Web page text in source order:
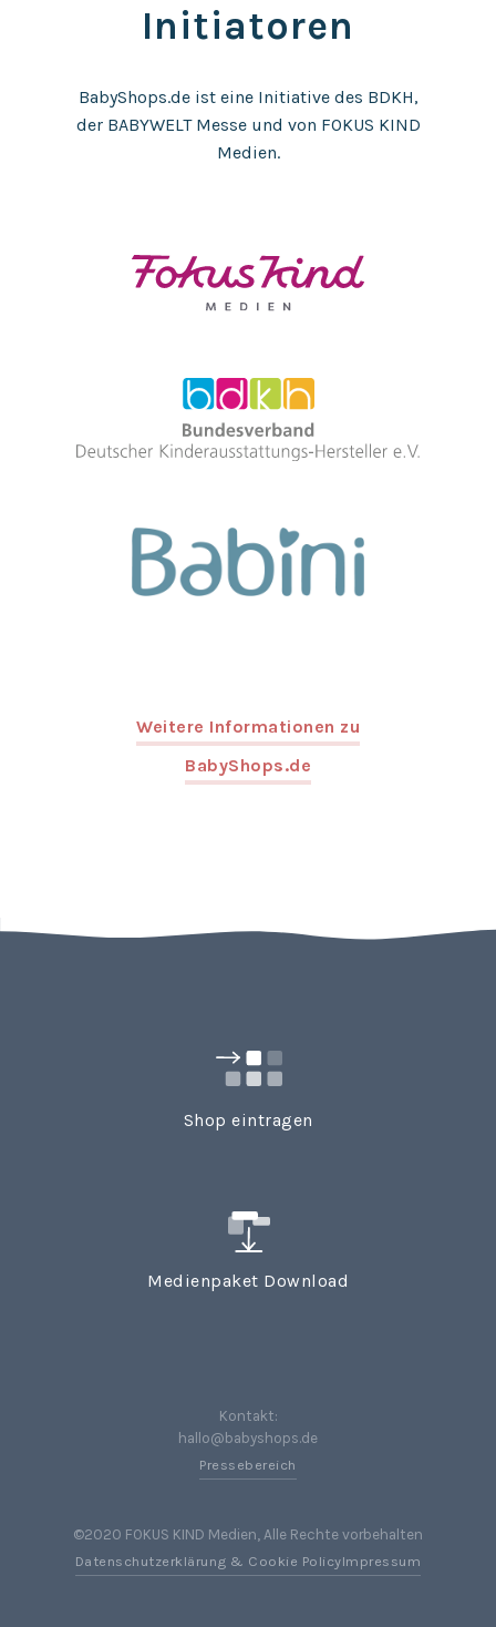
Initiatoren
BabyShops.de ist eine Initiative des BDKH,
der BABYWELT Messe und von FOKUS KIND
Medien.
Weitere Informationen zu
BabyShops.de
Shop eintragen
Medienpaket Download
Kontakt:
hallo@babyshops.de
Pressebereich
©2020 FOKUS KIND Medien, Alle Rechte vorbehalten
Datenschutzerklärung & Cookie PolicyImpressum